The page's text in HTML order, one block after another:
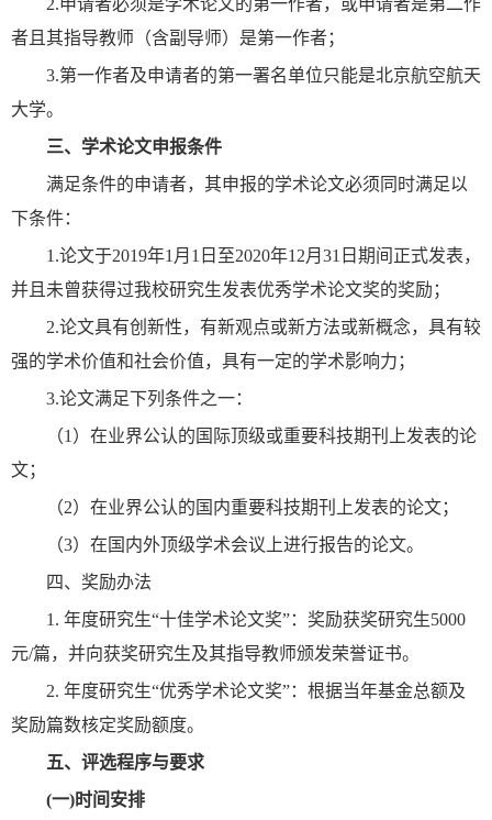
2.申请者必须是学术论文的第一作者，或申请者是第二作
者且其指导教师（含副导师）是第一作者；
3.第一作者及申请者的第一署名单位只能是北京航空航天
大学。
三、 学术论文申报条件
满足条件的申请者，其申报的学术论文必须同时满足以
下条件：
1.论文于2019年1月1日至2020年12月31日期间正式发表，
并且未曾获得过我校研究生发表优秀学术论文奖的奖励；
2.论文具有创新性，有新观点或新方法或新概念，具有较
强的学术价值和社会价值，具有一定的学术影响力；
3.论文满足下列条件之一：
（1）在业界公认的国际顶级或重要科技期刊上发表的论
文；
（2）在业界公认的国内重要科技期刊上发表的论文；
（3）在国内外顶级学术会议上进行报告的论文。
四、奖励办法
1. 年度研究生“十佳学术论文奖”：奖励获奖研究生5000
元/篇，并向获奖研究生及其指导教师颁发荣誉证书。
2. 年度研究生“优秀学术论文奖”：根据当年基金总额及
奖励篇数核定奖励额度。
五、 评选程序与要求
(一)时间安排